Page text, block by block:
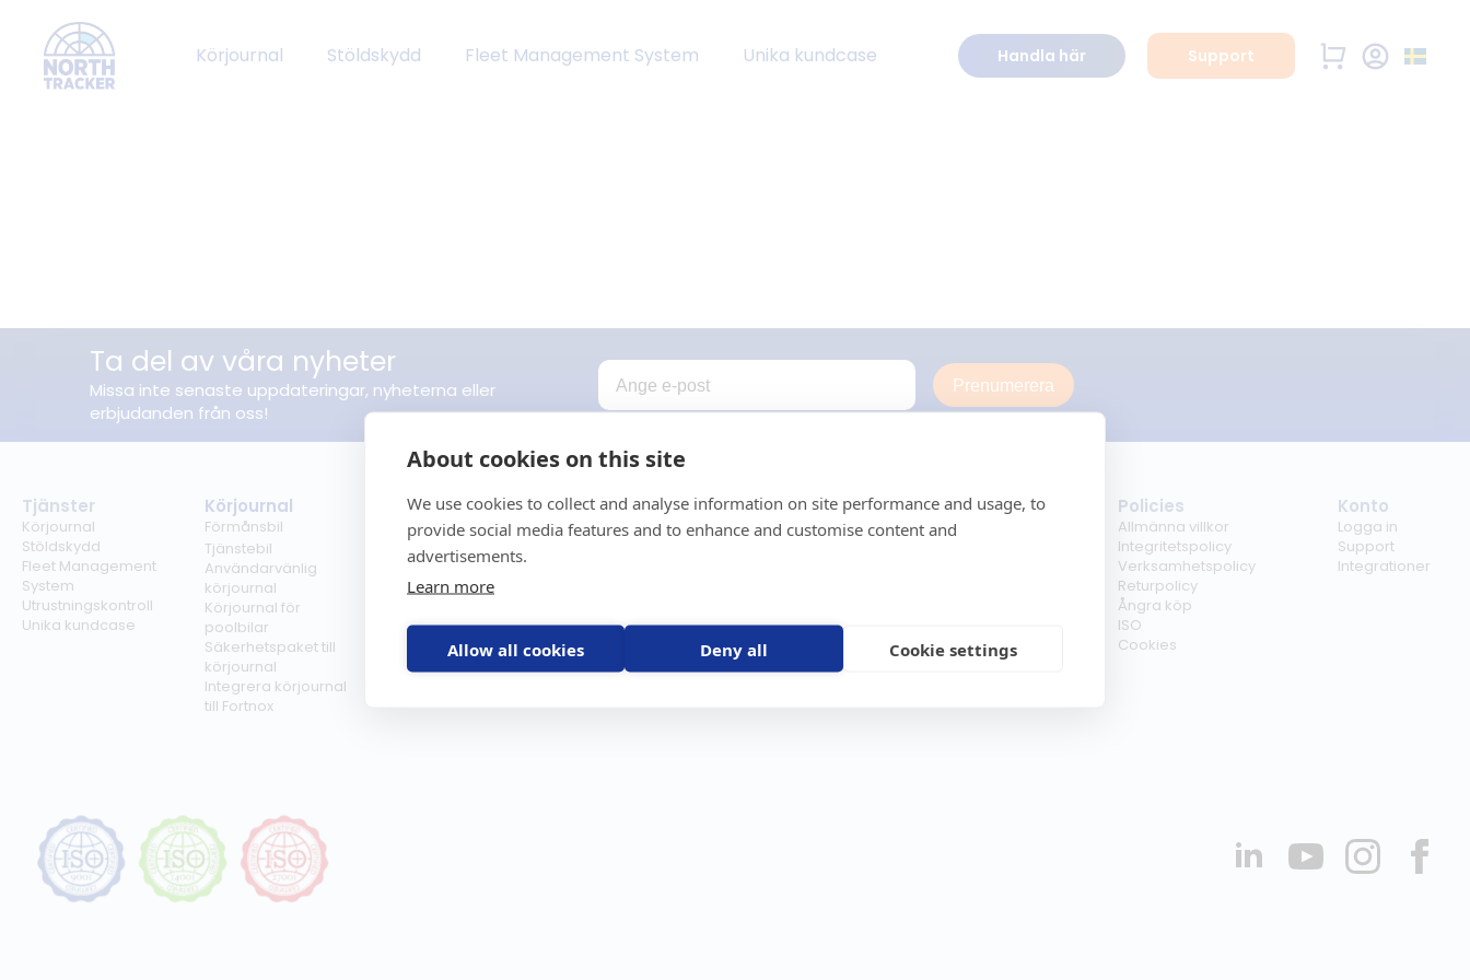
About cookies on this site
We use cookies to collect and analyse information on site performance and usage, to
provide social media features and to enhance and customise content and
advertisements.
Learn more
Allow all cookies Deny all Cookie settings
Körjournal Stöldskydd Fleet Management System Unika kundcase Handla här Support
Ta del av våra nyheter
Missa inte senaste uppdateringar, nyheterna eller
erbjudanden från oss!
Prenumerera
Tjänster
Körjournal
Stöldskydd
Fleet Management
System
Utrustningskontroll
Unika kundcase
Körjournal
Förmånsbil
Tjänstebil
Användarvänlig
körjournal
Körjournal för
poolbilar
Säkerhetspaket till
körjournal
Integrera körjournal
till Fortnox
Regelverk
Milersättning
Regler för tjänstebil
Regler för
förmånsbil
GPS-trackers
Scout 2.0
Stöldskydd
Båt
Åkgräsklippare
Moped
Vattenskoter
Företag
Om oss
Policies
Allmänna villkor
Integritetspolicy
Verksamhetspolicy
Returpolicy
Ångra köp
ISO
Cookies
Konto
Logga in
Support
Integrationer